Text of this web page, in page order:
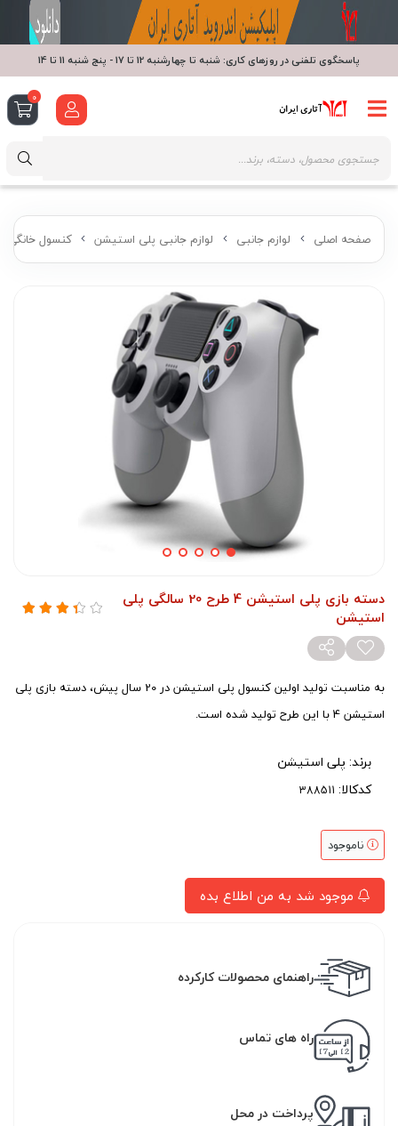
صفحه اصلی لوازم جانبی لوازم جانبی پلی استیشن کنسول خانگی
دسته بازی پلی استیشن 4 طرح 20 سالگی پلی
استیشن
به مناسبت تولید اولین کنسول پلی استیشن در 20 سال پیش، دسته بازی پلی
استیشن 4 با این طرح تولید شده است.
برند: پلی استیشن
کدکالا:
ناموجود
موجود شد به من اطلاع بده
راهنمای محصولات کارکرده
راه های تماس
پرداخت در محل
پاسخگوی تلفنی در روزهای کاری: شنبه تا چهارشنبه 12 تا 17 - پنج شنبه 11 تا 14
0